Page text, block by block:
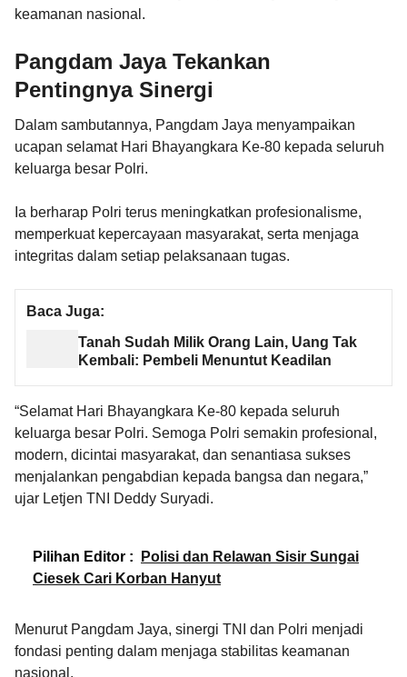
keamanan nasional.
Pangdam Jaya Tekankan
Pentingnya Sinergi
Dalam sambutannya, Pangdam Jaya menyampaikan
ucapan selamat Hari Bhayangkara Ke-80 kepada seluruh
keluarga besar Polri.
Ia berharap Polri terus meningkatkan profesionalisme,
memperkuat kepercayaan masyarakat, serta menjaga
integritas dalam setiap pelaksanaan tugas.
Baca Juga:
Tanah Sudah Milik Orang Lain, Uang Tak
Kembali: Pembeli Menuntut Keadilan
“Selamat Hari Bhayangkara Ke-80 kepada seluruh
keluarga besar Polri. Semoga Polri semakin profesional,
modern, dicintai masyarakat, dan senantiasa sukses
menjalankan pengabdian kepada bangsa dan negara,”
ujar Letjen TNI Deddy Suryadi.
Pilihan Editor :
Polisi dan Relawan Sisir Sungai
Ciesek Cari Korban Hanyut
Menurut Pangdam Jaya, sinergi TNI dan Polri menjadi
fondasi penting dalam menjaga stabilitas keamanan
nasional.